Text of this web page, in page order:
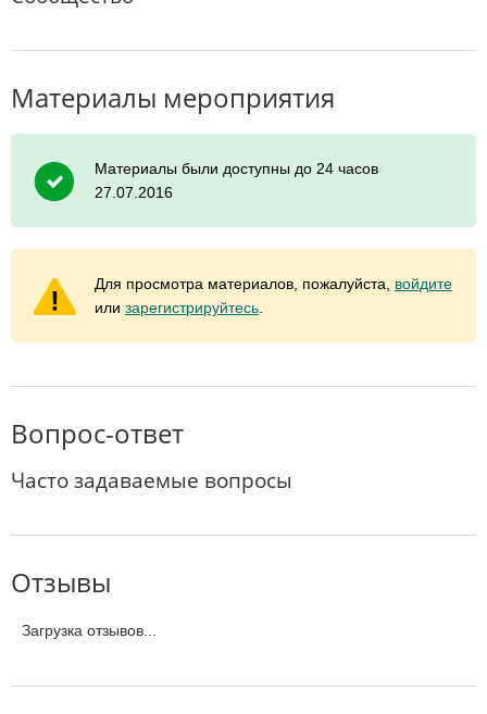
Материалы мероприятия
Материалы были доступны до 24 часов
27.07.2016
Для просмотра материалов, пожалуйста, войдите
или зарегистрируйтесь.
Вопрос-ответ
Часто задаваемые вопросы
Отзывы
Загрузка отзывов...